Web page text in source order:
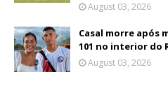
August 03, 2026
Casal morre após
101 no interior do
August 03, 2026